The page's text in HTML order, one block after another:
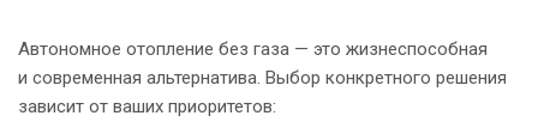
Автономное отопление без газа — это жизнеспособная
и современная альтернатива. Выбор конкретного решения
зависит от ваших приоритетов: